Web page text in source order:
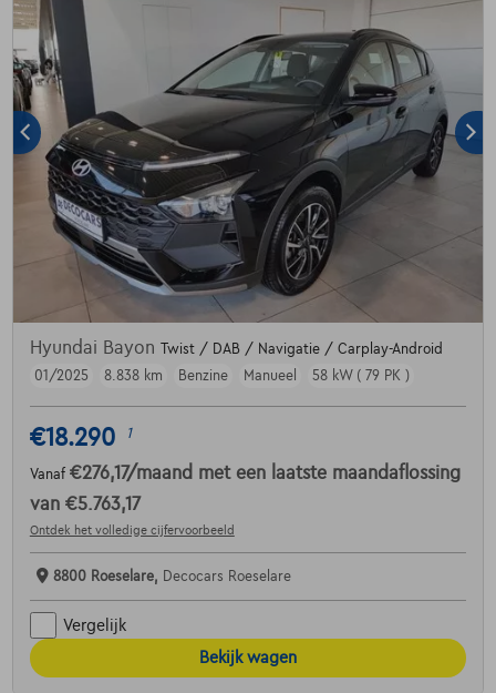
Hyundai Bayon
Twist / DAB / Navigatie / Carplay-Android
01/2025
8.838 km Benzine Manueel 58 kW ( 79 PK )
€18.290 1
Vanaf €276,17/maand met een laatste maandaflossing
van €5.763,17
Ontdek het volledige cijfervoorbeeld
8800 Roeselare, Decocars Roeselare
Vergelijk
Bekijk wagen